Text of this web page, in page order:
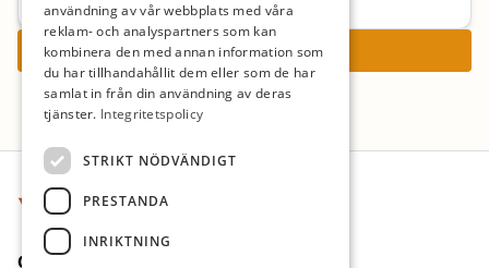
Ansök nu
Sidfot
Om oss
användning av vår webbplats med våra
reklam- och analyspartners som kan
kombinera den med annan information som
du har tillhandahållit dem eller som de har
samlat in från din användning av deras
tjänster. Integritetspolicy
STRIKT NÖDVÄNDIGT
PRESTANDA
INRIKTNING